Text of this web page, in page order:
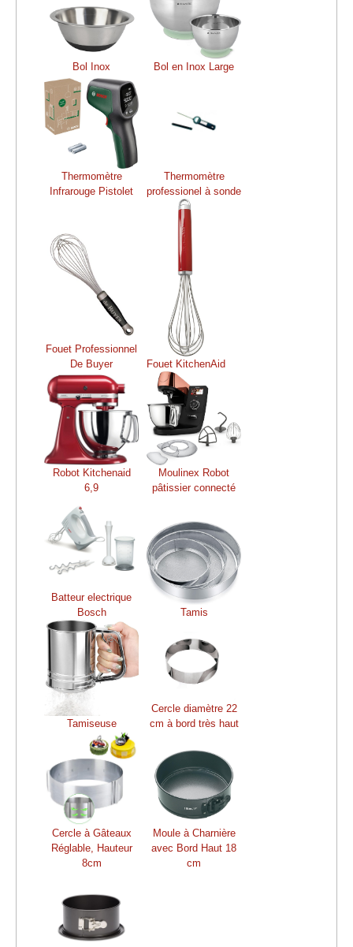
Bol Inox Bol en Inox Large
Thermomètre
Infrarouge Pistolet
Thermomètre
professionel à sonde
Fouet Professionnel
De Buyer
Fouet KitchenAid
Robot Kitchenaid
6,9
Moulinex Robot
pâtissier connecté
Batteur electrique
Bosch
Tamis
Tamiseuse
Cercle diamètre 22
cm à bord très haut
Cercle à Gâteaux
Réglable, Hauteur
8cm
Moule à Charnière
avec Bord Haut 18
cm